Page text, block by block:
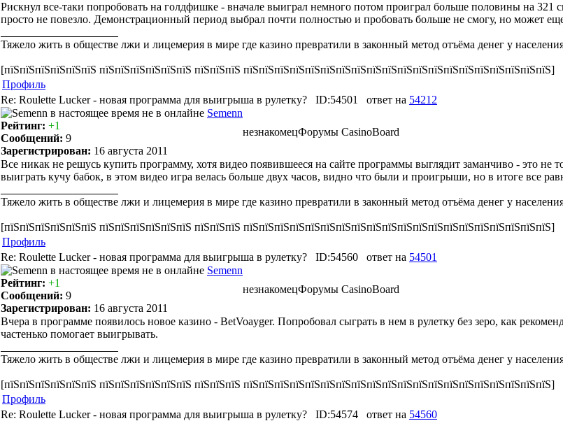
Рискнул все-таки попробовать на голдфишке - вначале выиграл немного потом проиграл больше половины на 321
просто не повезло. Демонстрационный период выбрал почти полностью и пробовать больше не смогу, но может еще
Тяжело жить в обществе лжи и лицемерия в мире где казино превратили в законный метод отъёма денег у
[пїЅпїЅпїЅпїЅпїЅпїЅ пїЅпїЅпїЅпїЅпїЅпїЅ пїЅпїЅпїЅ пїЅпїЅпїЅпїЅпїЅпїЅпїЅпїЅпїЅпїЅпїЅпїЅпїЅпїЅпїЅпїЅпїЅпїЅпїЅпїЅ]
Профиль
Re: Roulette Lucker - новая программа для выигрыша в рулетку?
ID:54501 ответ на 54212
Semenn
Рейтинг: +1
Сообщений: 9
Зарегистрирован: 16 августа 2011
незнакомецФорумы CasinoBoard
Все никак не решусь купить программу, хотя видео появившееся на сайте программы выглядит заманчиво - это не
выиграть кучу бабок, в этом видео игра велась больше двух часов, видно что были и проигрыши, но в итоге все
Тяжело жить в обществе лжи и лицемерия в мире где казино превратили в законный метод отъёма денег у
[пїЅпїЅпїЅпїЅпїЅпїЅ пїЅпїЅпїЅпїЅпїЅпїЅ пїЅпїЅпїЅ пїЅпїЅпїЅпїЅпїЅпїЅпїЅпїЅпїЅпїЅпїЅпїЅпїЅпїЅпїЅпїЅпїЅпїЅпїЅпїЅ]
Профиль
Re: Roulette Lucker - новая программа для выигрыша в рулетку?
ID:54560 ответ на 54501
Semenn
Рейтинг: +1
Сообщений: 9
Зарегистрирован: 16 августа 2011
незнакомецФорумы CasinoBoard
Вчера в программе появилось новое казино - BetVoayger. Попробовал сыграть в нем в рулетку без зеро, как
частенько помогает выигрывать.
Тяжело жить в обществе лжи и лицемерия в мире где казино превратили в законный метод отъёма денег у
[пїЅпїЅпїЅпїЅпїЅпїЅ пїЅпїЅпїЅпїЅпїЅпїЅ пїЅпїЅпїЅ пїЅпїЅпїЅпїЅпїЅпїЅпїЅпїЅпїЅпїЅпїЅпїЅпїЅпїЅпїЅпїЅпїЅпїЅпїЅпїЅ]
Профиль
Re: Roulette Lucker - новая программа для выигрыша в рулетку?
ID:54574 ответ на 54560